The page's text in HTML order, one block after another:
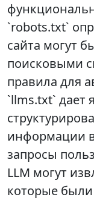
`robots.txt`
сайта могут
поисковыми
правила для
`llms.txt` дает
информации
запросы
LLM могут
которые